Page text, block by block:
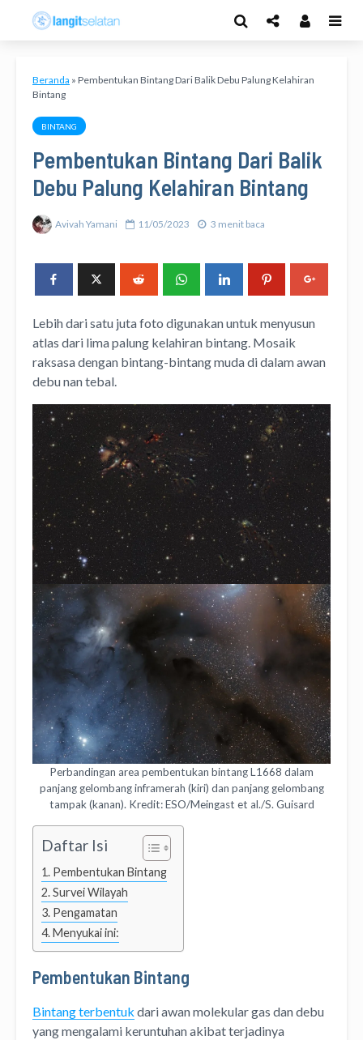
Beranda » Pembentukan Bintang Dari Balik Debu Palung Kelahiran
Bintang
BINTANG
Pembentukan Bintang Dari Balik
Debu Palung Kelahiran Bintang
Avivah Yamani 11/05/2023 3 menit baca
Lebih dari satu juta foto digunakan untuk menyusun
atlas dari lima palung kelahiran bintang. Mosaik
raksasa dengan bintang-bintang muda di dalam awan
debu nan tebal.
Perbandingan area pembentukan bintang L1668 dalam
panjang gelombang inframerah (kiri) dan panjang gelombang
tampak (kanan). Kredit: ESO/Meingast et al./S. Guisard
Daftar Isi
Pembentukan Bintang
Survei Wilayah
Pengamatan
Menyukai ini:
Pembentukan Bintang
Bintang terbentuk dari awan molekular gas dan debu
yang mengalami keruntuhan akibat terjadinya